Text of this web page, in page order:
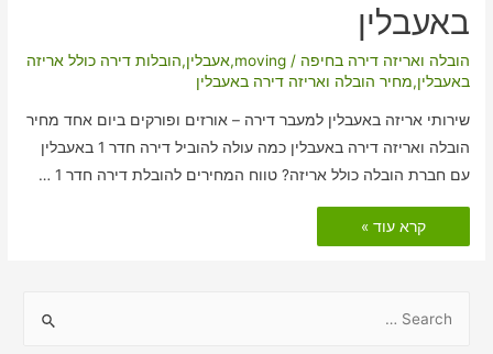
באעבלין
הובלה ואריזה דירה בחיפה /
moving
,אעבלין,הובלות דירה כולל אריזה
באעבלין,מחיר הובלה ואריזה דירה באעבלין
שירותי אריזה באעבלין למעבר דירה – אורזים ופורקים ביום אחד מחיר
הובלה ואריזה דירה באעבלין כמה עולה להוביל דירה חדר 1 באעבלין
עם חברת הובלה כולל אריזה? טווח המחירים להובלת דירה חדר 1 …
הובלות
דירה
כולל
קרא עוד »